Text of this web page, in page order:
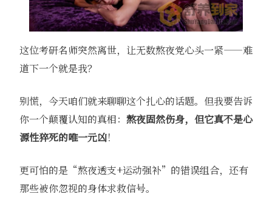
这位考研名师突然离世，让无数熬夜党心头一紧——难
道下一个就是我？
别慌，今天咱们就来聊聊这个扎心的话题。但我要告诉
你一个颠覆认知的真相： 熬夜固然伤身，但它真不是心
源性猝死的唯一元凶！
更可怕的是“熬夜透支+运动强补”的错误组合，还有
那些被你忽视的身体求救信号。